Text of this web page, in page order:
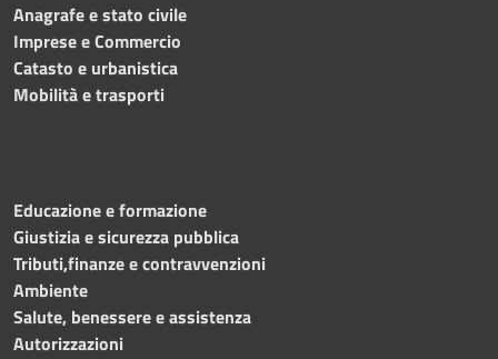
Anagrafe e stato civile
Imprese e Commercio
Catasto e urbanistica
Mobilità e trasporti
Educazione e formazione
Giustizia e sicurezza pubblica
Tributi,finanze e contravvenzioni
Ambiente
Salute, benessere e assistenza
Autorizzazioni